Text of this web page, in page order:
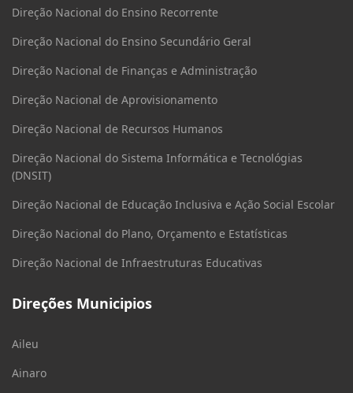
Direção Nacional do Ensino Recorrente
Direção Nacional do Ensino Secundário Geral
Direção Nacional de Finanças e Administração
Direção Nacional de Aprovisionamento
Direção Nacional de Recursos Humanos
Direção Nacional do Sistema Informática e Tecnológias
(DNSIT)
Direção Nacional de Educação Inclusiva e Ação Social Escolar
Direção Nacional do Plano, Orçamento e Estatísticas
Direção Nacional de Infraestruturas Educativas
Direções Municipios
Aileu
Ainaro